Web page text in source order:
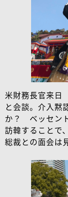
米財務長官来日
と会談。介入黙
か？ ベッセン
訪韓することで
総裁との面会は